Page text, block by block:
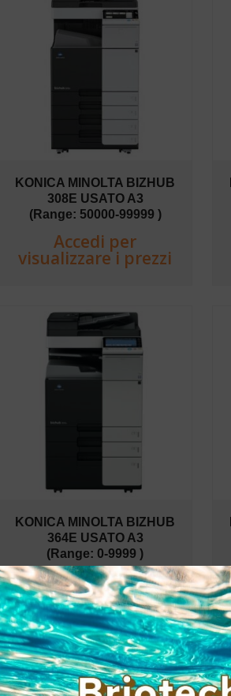
KONICA MINOLTA BIZHUB
308E USATO A3
(Range: 50000-99999 )
Accedi per
visualizzare i prezzi
KONICA MINOLTA BIZHUB
364E USATO A3
(Range: 0-9999 )
Accedi per
visualizzare i prezzi